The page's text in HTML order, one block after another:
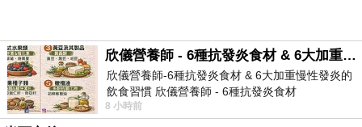
欣儀營養師 - 6種抗發炎食材 & 6大加重慢性發炎的飲食習慣
欣儀營養師-6種抗發炎食材 & 6大加重慢性發炎的
飲食習慣 欣儀營養師 - 6種抗發炎食材
https://www.facebook.com/photo/?fbid=147
8 小時前